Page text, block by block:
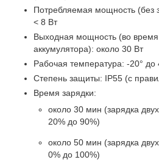
Потребляемая мощность (без
< 8 Вт
Выходная мощность (во время
аккумулятора): около 30 Вт
Рабочая температура: -20° до
Степень защиты: IP55 (с
Время зарядки:
около 30 мин (зарядка
20% до 90%)
около 50 мин (зарядка
0% до 100%)